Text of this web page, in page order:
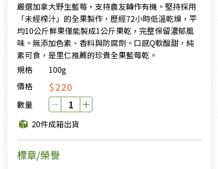
嚴選加拿大野生藍莓，支持農友轉作有機。堅持採用
「未經榨汁」的全果製作，歷經72小時低溫乾燥，平
均10公斤鮮果僅能製成1公斤果乾，完整保留濃郁風
味。無添加色素、香料與防腐劑。口感Q軟酸甜，純
素可食，是里仁推薦的珍貴全果藍莓乾。
規格
100g
價格
$220
數量
20件成箱出貨
標章/榮譽